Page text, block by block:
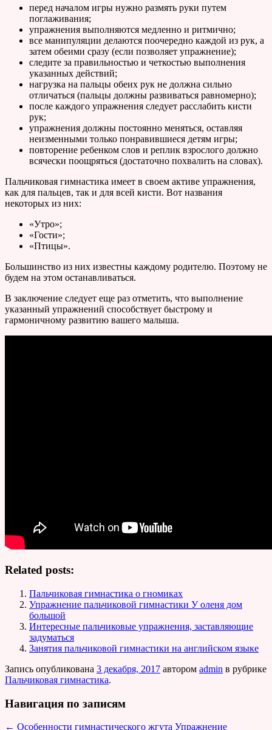
перед началом игры нужно размять руки путем
поглаживания;
упражнения выполняются медленно и ритмично;
все манипуляции делаются поочередно каждой из рук, а
затем обеими сразу (если позволяет упражнение);
следите за правильностью и четкостью выполнения
указанных действий;
нагрузка на пальцы обеих рук не должна сильно
отличаться (пальцы должны развиваться равномерно);
после каждого упражнения следует расслабить кисти
рук;
упражнения должны постоянно меняться, оставляя
неизменными только понравившиеся детям игры;
повторение ребенком слов и реплик взрослого должно
всячески поощряться (достаточно похвалить на словах).
Пальчиковая гимнастика имеет в своем активе упражнения,
как для пальцев, так и для всей кисти. Вот названия
некоторых из них:
«Утро»;
«Гости»;
«Птицы».
Большинство из них известны каждому родителю. Поэтому не
будем на этом останавливаться.
В заключение следует еще раз отметить, что выполнение
указанный упражнений способствует быстрому и
гармоничному развитию вашего малыша.
Related posts:
Пальчиковая гимнастика о гномиках
Упражнение пальчиковой гимнастики У оленя дом
большой
Интересные пальчиковые упражнения, заставляющие
задуматься
Занятия пальчиковой гимнастики на английском языке
Запись опубликована 3 декабря, 2017 автором admin в рубрике
Пальчиковая гимнастика.
Навигация по записям
← Особенности гимнастического жгута Упражнение